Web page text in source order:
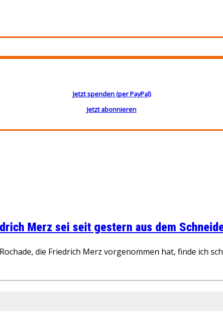
Jetzt spenden (per PayPal)
Jetzt abonnieren
Merz sei seit gestern aus dem
die Friedrich Merz vorgenommen hat, finde ich